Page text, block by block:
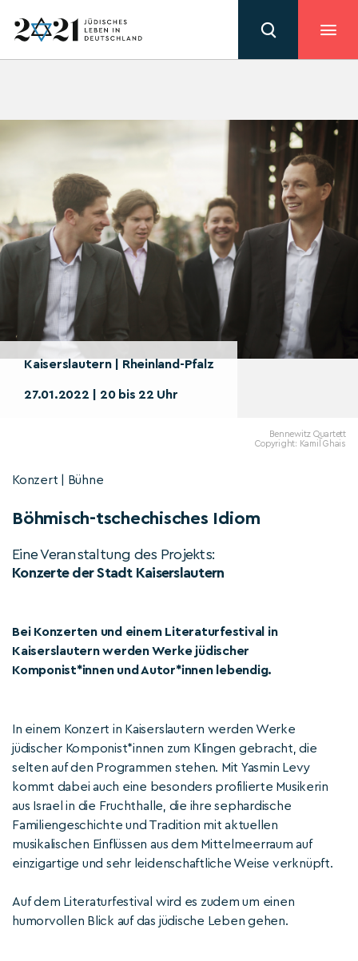
Kaiserslautern | Rheinland-Pfalz
27.01.2022 | 20 bis 22 Uhr
Bennewitz Quartett
Copyright: Kamil Ghais
Konzert | Bühne
Böhmisch-tschechisches Idiom
Eine Veranstaltung des Projekts:
Konzerte der Stadt Kaiserslautern
Bei Konzerten und einem Literaturfestival in
Kaiserslautern werden Werke jüdischer
Komponist*innen und Autor*innen lebendig.
In einem Konzert in Kaiserslautern werden Werke
jüdischer Komponist*innen zum Klingen gebracht, die
selten auf den Programmen stehen. Mit Yasmin Levy
kommt dabei auch eine besonders profilierte Musikerin
aus Israel in die Fruchthalle, die ihre sephardische
Familiengeschichte und Tradition mit aktuellen
musikalischen Einflüssen aus dem Mittelmeerraum auf
einzigartige und sehr leidenschaftliche Weise verknüpft.
Auf dem Literaturfestival wird es zudem um einen
humorvollen Blick auf das jüdische Leben gehen.